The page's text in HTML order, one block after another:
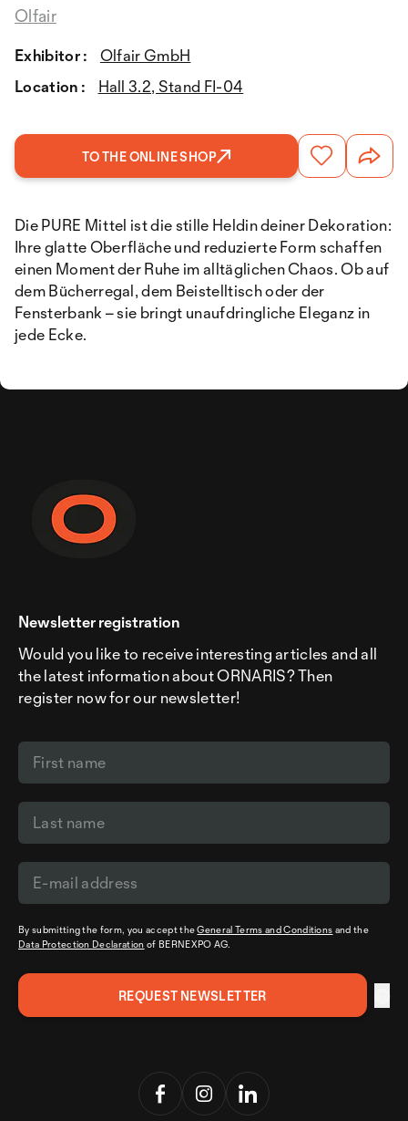
Olfair
Exhibitor :
Olfair GmbH
Location :
Hall 3.2, Stand FI-04
TO THE ONLINE SHOP
Die PURE Mittel ist die stille Heldin deiner Dekoration:
Ihre glatte Oberfläche und reduzierte Form schaffen
einen Moment der Ruhe im alltäglichen Chaos. Ob auf
dem Bücherregal, dem Beistelltisch oder der
Fensterbank – sie bringt unaufdringliche Eleganz in
jede Ecke.
Newsletter registration
Would you like to receive interesting articles and all
the latest information about ORNARIS? Then
register now for our newsletter!
By submitting the form, you accept theGeneral Terms and Conditions and the
Data Protection Declaration of BERNEXPO AG.